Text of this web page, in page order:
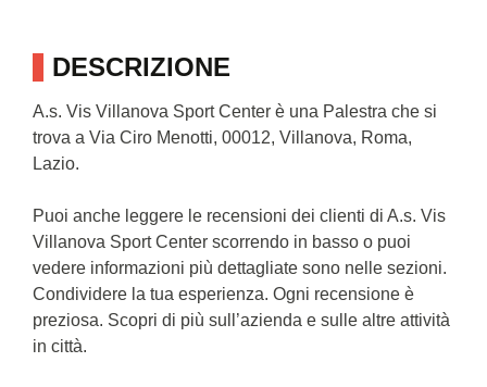
DESCRIZIONE
A.s. Vis Villanova Sport Center è una Palestra che si
trova a Via Ciro Menotti, 00012, Villanova, Roma,
Lazio.
Puoi anche leggere le recensioni dei clienti di A.s. Vis
Villanova Sport Center scorrendo in basso o puoi
vedere informazioni più dettagliate sono nelle sezioni.
Condividere la tua esperienza. Ogni recensione è
preziosa. Scopri di più sull’azienda e sulle altre attività
in città.